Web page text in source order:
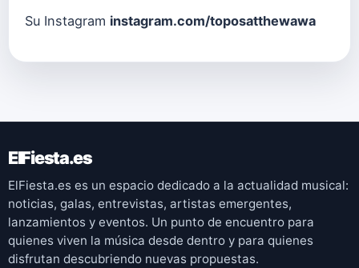
Su Instagram instagram.com/toposatthewawa
ElFiesta.es
ElFiesta.es es un espacio dedicado a la actualidad musical:
noticias, galas, entrevistas, artistas emergentes,
lanzamientos y eventos. Un punto de encuentro para
quienes viven la música desde dentro y para quienes
disfrutan descubriendo nuevas propuestas.